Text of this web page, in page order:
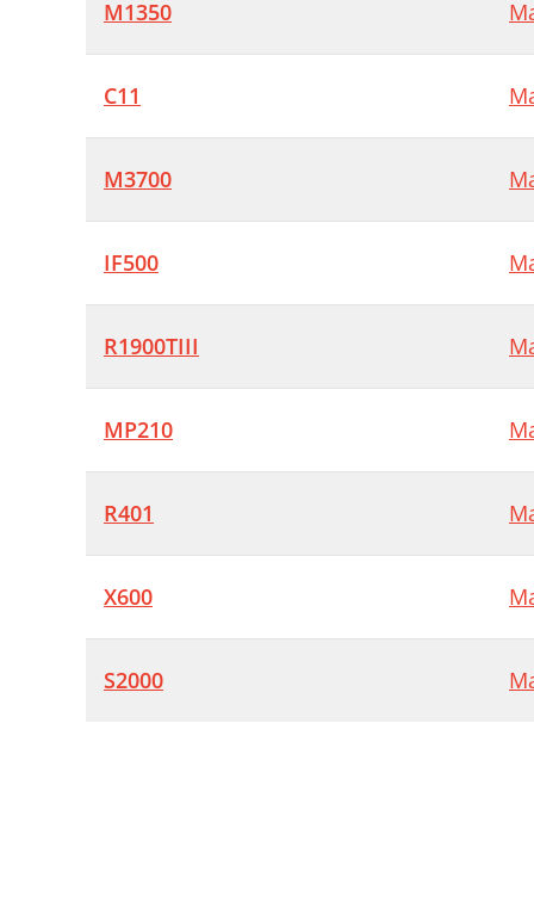
M1350
C11
M3700
IF500
R1900TIII
MP210
R401
X600
S2000